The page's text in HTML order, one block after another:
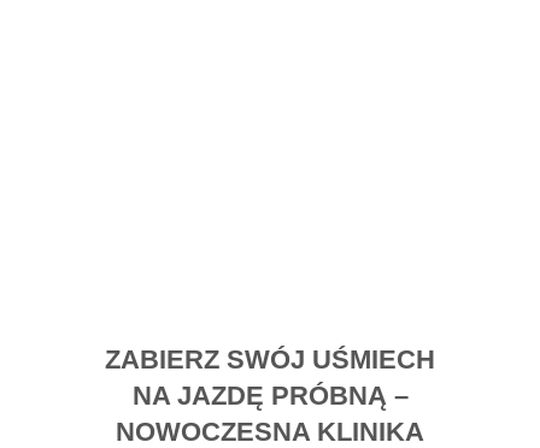
ZABIERZ SWÓJ UŚMIECH
NA JAZDĘ PRÓBNĄ –
NOWOCZESNA KLINIKA